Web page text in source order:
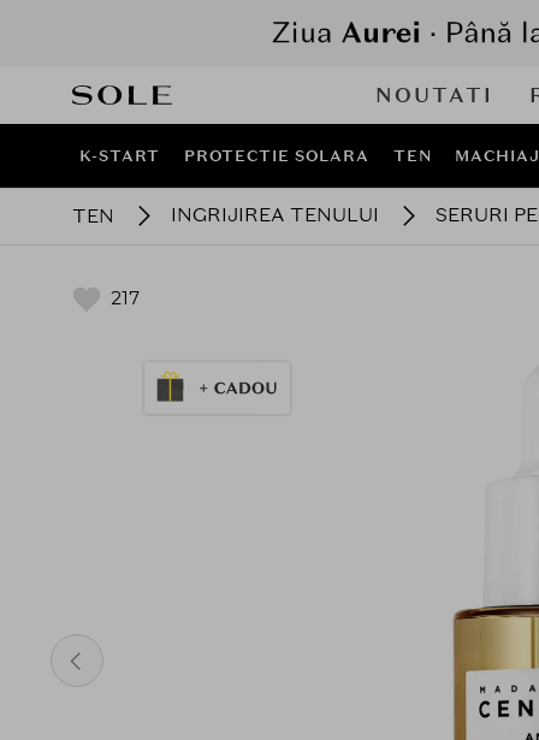
NOUTATI
K-START PROTECTIE SOLARA TEN MACHIAJ
TEN INGRIJIREA TENULUI SERURI
217